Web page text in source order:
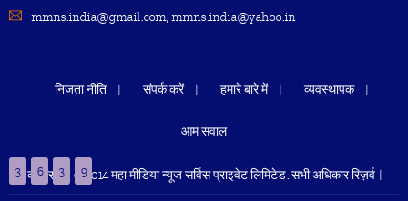
mmns.india@gmail.com, mmns.india@yahoo.in
निजता नीति संपर्क करें हमारे बारे में व्यवस्थापक
आम सवाल
3 6 3 9
कॉपीराइट © 2014 महा मीडिया न्यूज सर्विस प्राइवेट लिमिटेड. सभी अधिकार रिज़र्व |